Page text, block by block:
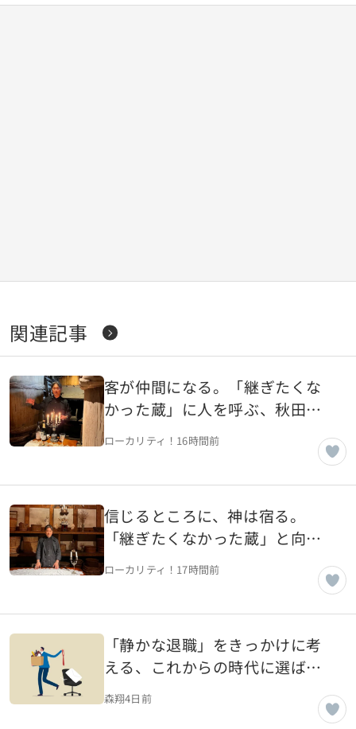
関連記事
客が仲間になる。「継ぎたくな
かった蔵」に人を呼ぶ、秋田の
老舗蔵・ヤマモ味噌醤油醸造元
（風の人編）【秋田県湯沢市】
ローカリティ！ 16時間前
信じるところに、神は宿る。
「継ぎたくなかった蔵」と向き
合う、秋田の老舗蔵・ヤマモ味
噌醤油醸造元（土の人編）【秋
ローカリティ！ 17時間前
「静かな退職」をきっかけに考
える、これからの時代に選ばれ
る会社と働き方
森翔4日前